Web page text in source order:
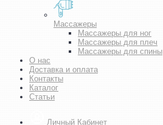
Массажеры
Массажеры для ног
Массажеры для плеч
Массажеры для спины
О нас
Доставка и оплата
Контакты
Каталог
Статьи
Личный Кабинет